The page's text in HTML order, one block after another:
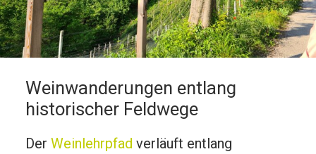
Weinwanderungen entlang
historischer Feldwege
Der Weinlehrpfad verläuft entlang